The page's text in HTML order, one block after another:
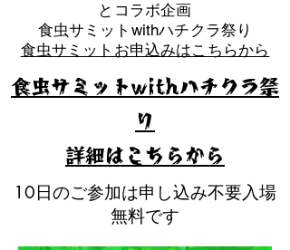
とコラボ企画
​食虫サミットwithハチクラ祭り
食虫サミットお申込みはこちらから
10日のご参加は申し込み不要入場
無料です
食虫サミットwithハチクラ祭
り
​詳細はこちらから